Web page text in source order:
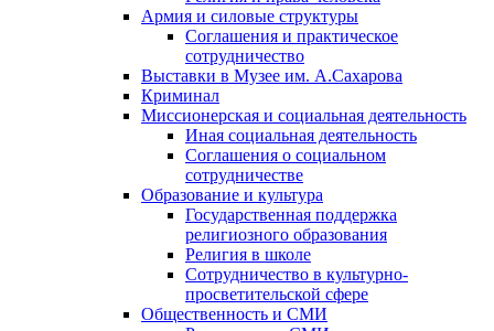
Армия и силовые структуры
Соглашения и практическое
сотрудничество
Выставки в Музее им. А.Сахарова
Криминал
Миссионерская и социальная деятельность
Иная социальная деятельность
Соглашения о социальном
сотрудничестве
Образование и культура
Государственная поддержка
религиозного образования
Религия в школе
Сотрудничество в культурно-
просветительской сфере
Общественность и СМИ